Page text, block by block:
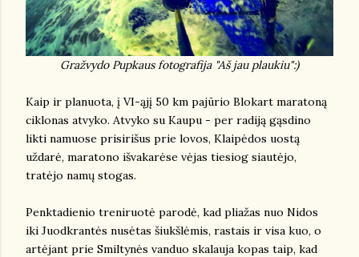
Gražvydo Pupkaus fotografija "Aš jau plaukiu":)
Kaip ir planuota, į VI-ąjį 50 km pajūrio Blokart maratoną
ciklonas atvyko. Atvyko su Kaupu - per radiją gąsdino
likti namuose prisirišus prie lovos, Klaipėdos uostą
uždarė, maratono išvakarėse vėjas tiesiog siautėjo,
tratėjo namų stogas.
Penktadienio treniruotė parodė, kad pliažas nuo Nidos
iki Juodkrantės nusėtas šiukšlėmis, rastais ir visa kuo, o
artėjant prie Smiltynės vanduo skalauja kopas taip, kad